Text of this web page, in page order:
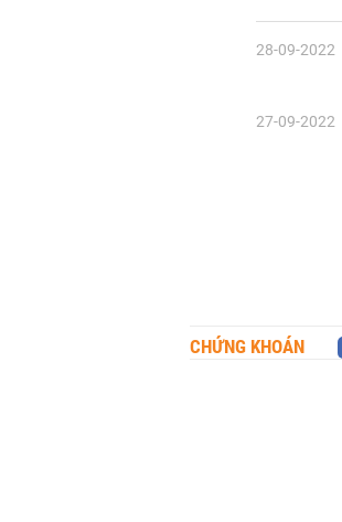
28-09-2022
27-09-2022
CHỨNG KHOÁN